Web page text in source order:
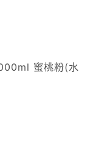
蜜桃粉(水